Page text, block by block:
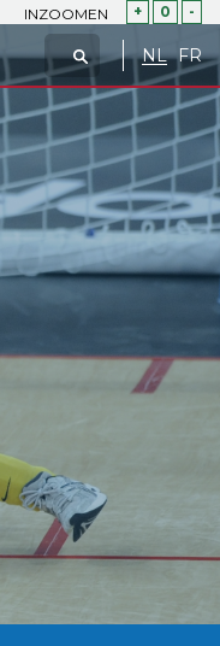
INZOOMEN + 0 -
NL FR